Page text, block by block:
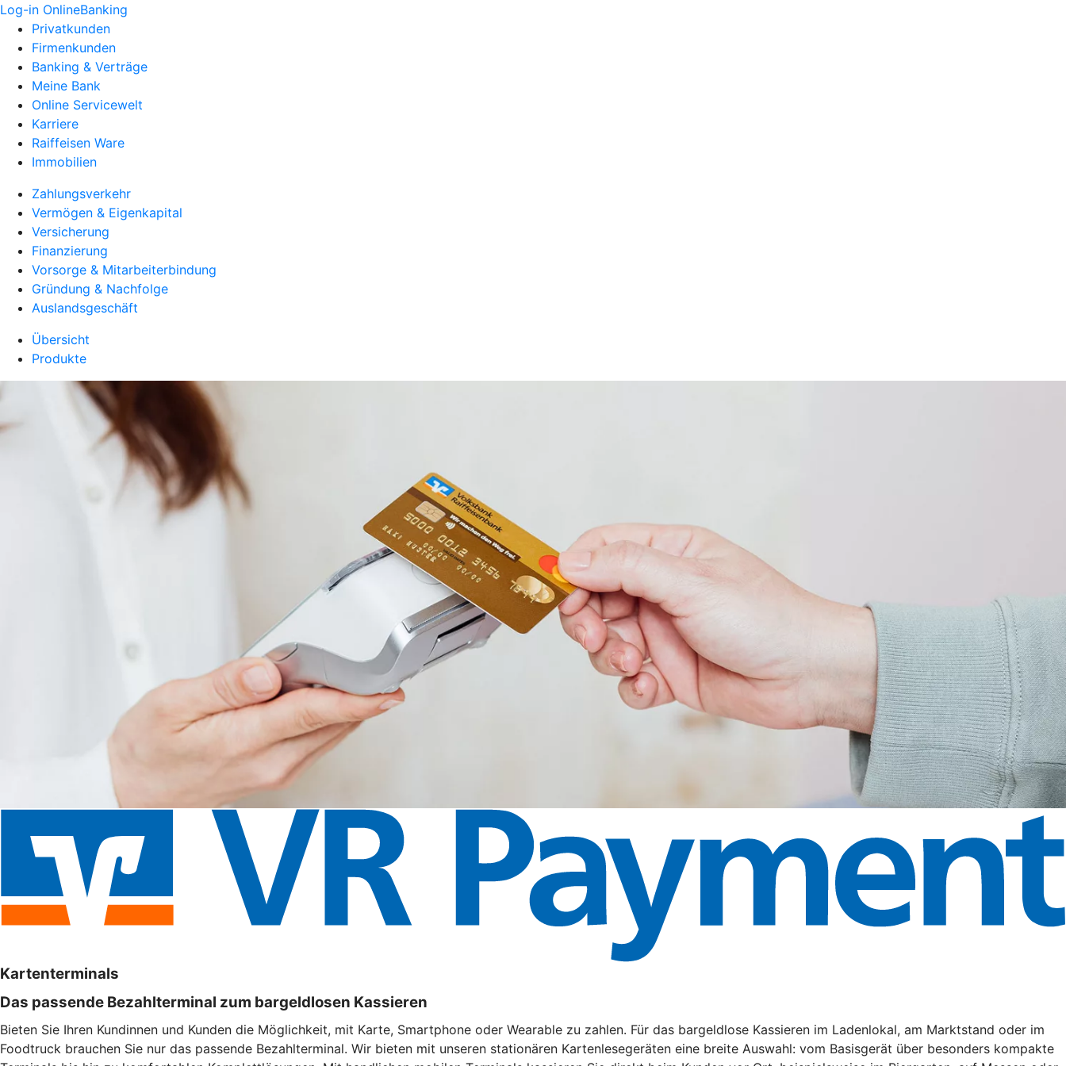
Log-in OnlineBanking
Privatkunden
Firmenkunden
Banking & Verträge
Meine Bank
Online Servicewelt
Karriere
Raiffeisen Ware
Immobilien
Zahlungsverkehr
Vermögen & Eigenkapital
Versicherung
Finanzierung
Vorsorge & Mitarbeiterbindung
Gründung & Nachfolge
Auslandsgeschäft
Übersicht
Produkte
Kartenterminals
Das passende Bezahlterminal zum bargeldlosen Kassieren
Bieten Sie Ihren Kundinnen und Kunden die Möglichkeit, mit Karte, Smartphone oder Wearable zu zahlen. Für das bargeldlose Kassieren im Ladenlokal, am Marktstand oder im
Foodtruck brauchen Sie nur das passende Bezahlterminal. Wir bieten mit unseren stationären Kartenlesegeräten eine breite Auswahl: vom Basisgerät über besonders kompakte